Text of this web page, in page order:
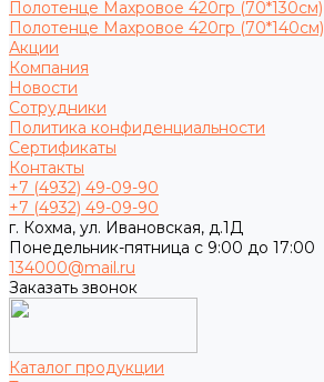
Полотенце Махровое 420гр (70*130см)
Полотенце Махровое 420гр (70*140см)
Акции
Компания
Новости
Сотрудники
Политика конфиденциальности
Сертификаты
Контакты
+7 (4932) 49-09-90
+7 (4932) 49-09-90
г. Кохма, ул. Ивановская, д.1Д
Понедельник-пятница с 9:00 до 17:00
134000@mail.ru
Заказать звонок
Каталог продукции